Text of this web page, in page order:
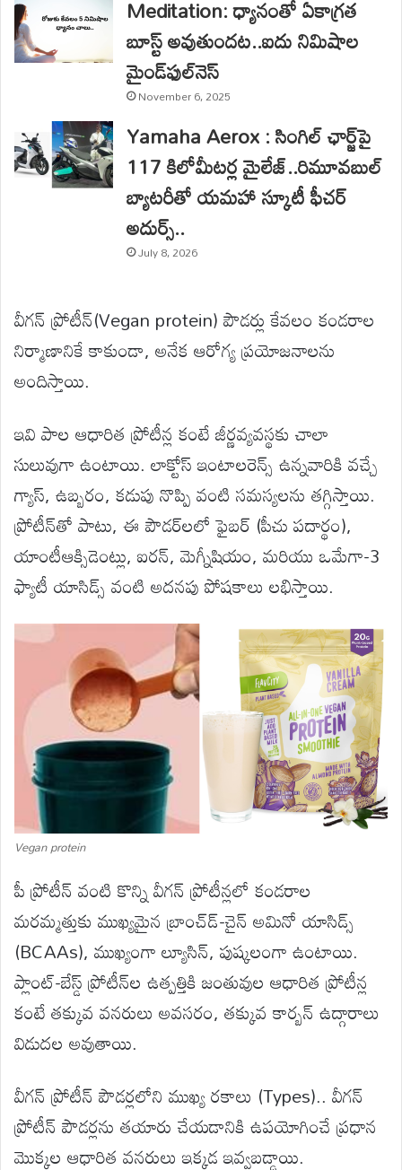
Meditation: ధ్యానంతో ఏకాగ్రత
బూస్ట్ అవుతుందట..ఐదు నిమిషాల
మైండ్‌ఫుల్‌నెస్
November 6, 2025
Yamaha Aerox : సింగిల్ ఛార్జ్‌పై
117 కిలోమీటర్ల మైలేజ్..రిమూవబుల్
బ్యాటరీతో యమహా స్కూటీ ఫీచర్
అదుర్స్..
July 8, 2026
వీగన్ ప్రోటీన్(Vegan protein) పౌడర్లు కేవలం కండరాల
నిర్మాణానికే కాకుండా, అనేక ఆరోగ్య ప్రయోజనాలను
అందిస్తాయి.
ఇవి పాల ఆధారిత ప్రోటీన్ల కంటే జీర్ణవ్యవస్థకు చాలా
సులువుగా ఉంటాయి. లాక్టోస్ ఇంటాలరెన్స్ ఉన్నవారికి వచ్చే
గ్యాస్, ఉబ్బరం, కడుపు నొప్పి వంటి సమస్యలను తగ్గిస్తాయి.
ప్రోటీన్‌తో పాటు, ఈ పౌడర్‌లలో ఫైబర్ (పీచు పదార్థం),
యాంటీఆక్సిడెంట్లు, ఐరన్, మెగ్నీషియం, మరియు ఒమేగా-3
ఫ్యాటీ యాసిడ్స్ వంటి అదనపు పోషకాలు లభిస్తాయి.
Vegan protein
పీ ప్రోటీన్ వంటి కొన్ని వీగన్ ప్రోటీన్లలో కండరాల
మరమ్మత్తుకు ముఖ్యమైన బ్రాంచ్‌డ్-చైన్ అమినో యాసిడ్స్
(BCAAs), ముఖ్యంగా ల్యూసిన్, పుష్కలంగా ఉంటాయి.
ప్లాంట్-బేస్డ్ ప్రోటీన్‌ల ఉత్పత్తికి జంతువుల ఆధారిత ప్రోటీన్ల
కంటే తక్కువ వనరులు అవసరం, తక్కువ కార్బన్ ఉద్గారాలు
విడుదల అవుతాయి.
వీగన్ ప్రోటీన్ పౌడర్లలోని ముఖ్య రకాలు (Types).. వీగన్
ప్రోటీన్ పౌడర్లను తయారు చేయడానికి ఉపయోగించే ప్రధాన
మొక్కల ఆధారిత వనరులు ఇక్కడ ఇవ్వబడ్డాయి.